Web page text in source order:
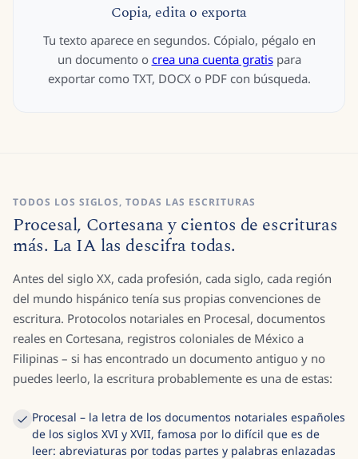
Copia, edita o exporta
Tu texto aparece en segundos. Cópialo, pégalo en
un documento o crea una cuenta gratispara
exportar como TXT, DOCX o PDF con búsqueda.
TODOS LOS SIGLOS, TODAS LAS ESCRITURAS
Procesal, Cortesana y cientos de escrituras
más. La IA las descifra todas.
Antes del siglo XX, cada profesión, cada siglo, cada región
del mundo hispánico tenía sus propias convenciones de
escritura. Protocolos notariales en Procesal, documentos
reales en Cortesana, registros coloniales de México a
Filipinas – si has encontrado un documento antiguo y no
puedes leerlo, la escritura probablemente es una de estas:
Procesal – la letra de los documentos notariales españoles
de los siglos XVI y XVII, famosa por lo difícil que es de
leer: abreviaturas por todas partes y palabras enlazadas